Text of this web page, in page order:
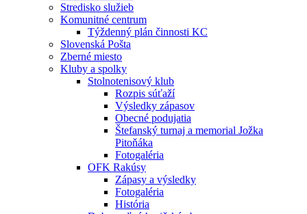
Stredisko služieb
Komunitné centrum
Týždenný plán činnosti KC
Slovenská Pošta
Zberné miesto
Kluby a spolky
Stolnotenisový klub
Rozpis súťaží
Výsledky zápasov
Obecné podujatia
Štefanský turnaj a memorial Jožka
Pitoňáka
Fotogaléria
OFK Rakúsy
Zápasy a výsledky
Fotogaléria
História